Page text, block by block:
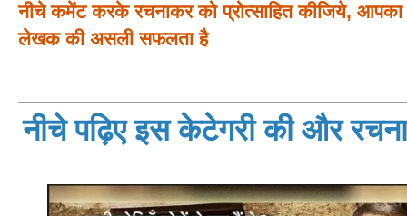
नीचे कमेंट करके रचनाकर को प्रोत्साहित कीजिये, आपका
लेखक की असली सफलता है
नीचे पढ़िए इस केटेगरी की और